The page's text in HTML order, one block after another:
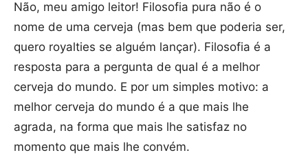
Não, meu amigo leitor! Filosofia pura não é o
nome de uma cerveja (mas bem que poderia ser,
quero royalties se alguém lançar). Filosofia é a
resposta para a pergunta de qual é a melhor
cerveja do mundo. E por um simples motivo: a
melhor cerveja do mundo é a que mais lhe
agrada, na forma que mais lhe satisfaz no
momento que mais lhe convém.